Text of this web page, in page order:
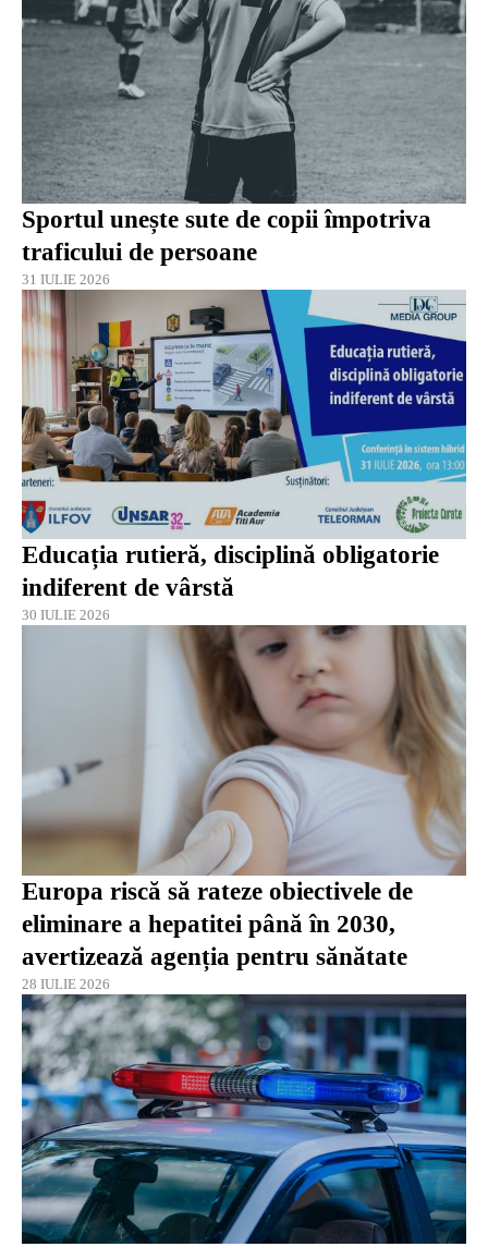
Sportul unește sute de copii împotriva
traficului de persoane
31 IULIE 2026
Educația rutieră, disciplină obligatorie
indiferent de vârstă
30 IULIE 2026
Europa riscă să rateze obiectivele de
eliminare a hepatitei până în 2030,
avertizează agenția pentru sănătate
28 IULIE 2026